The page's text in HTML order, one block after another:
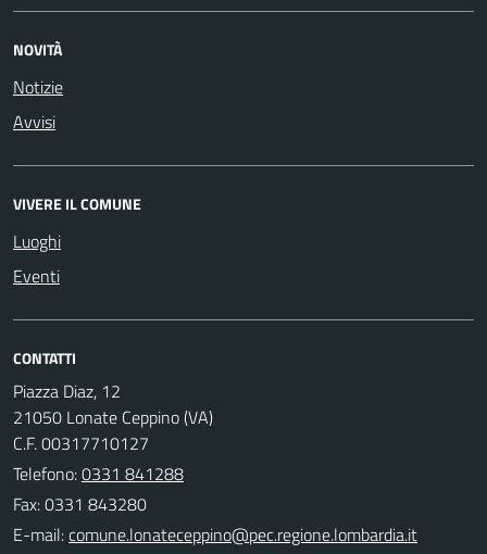
NOVITÀ
Notizie
Avvisi
VIVERE IL COMUNE
Luoghi
Eventi
CONTATTI
Piazza Diaz, 12
21050 Lonate Ceppino (VA)
C.F. 00317710127
Telefono:0331 841288
Fax: 0331 843280
E-mail: